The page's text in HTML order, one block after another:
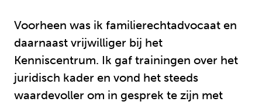
Voorheen was ik familierechtadvocaat en
daarnaast vrijwilliger bij het
Kenniscentrum. Ik gaf trainingen over het
juridisch kader en vond het steeds
waardevoller om in gesprek te zijn met